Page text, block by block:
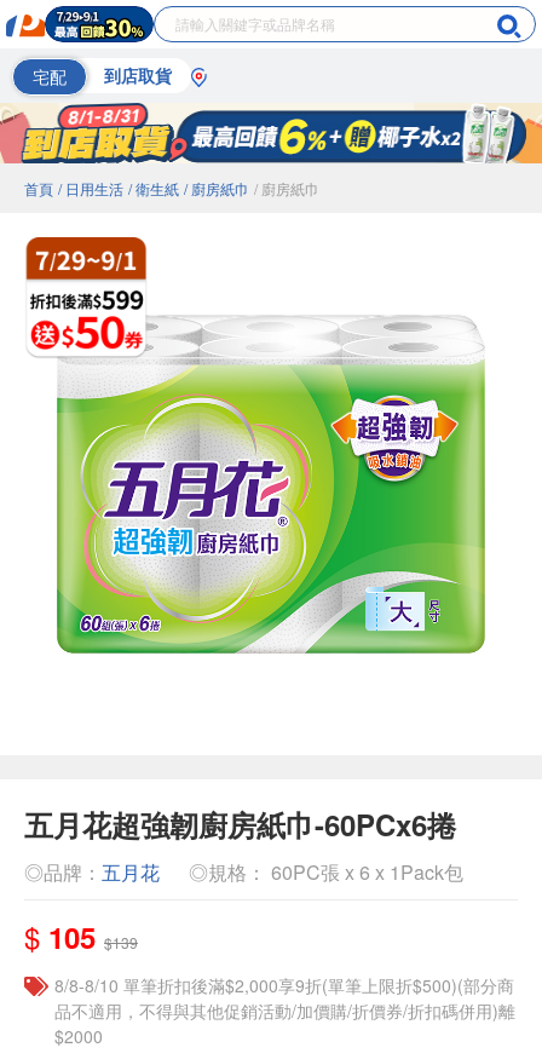
宅配 到店取貨
首頁 / 日用生活 / 衛生紙 / 廚房紙巾 / 廚房紙巾
五月花超強韌廚房紙巾-60PCx6捲
◎品牌： 五月花 ◎規格： 60PC張 x 6 x 1Pack包
$ 105 $139
8/8-8/10 單筆折扣後滿$2,000享9折(單筆上限折$500)(部分商
品不適用，不得與其他促銷活動/加價購/折價券/折扣碼併用)離
$2000